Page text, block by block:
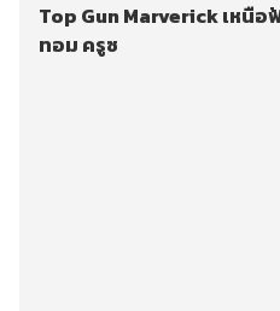
Top Gun Marverick เหนือ
ทอม ครูซ